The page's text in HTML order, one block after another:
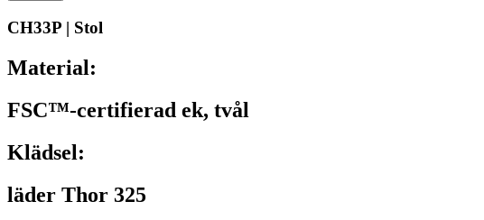
CH33P | Stol
Material:
FSC™-certifierad ek, tvål
Klädsel:
läder Thor 325